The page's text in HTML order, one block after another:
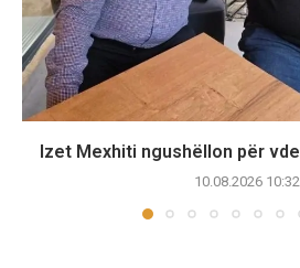
Izet Mexhiti ngushëllon për
10.08.2026 10:32